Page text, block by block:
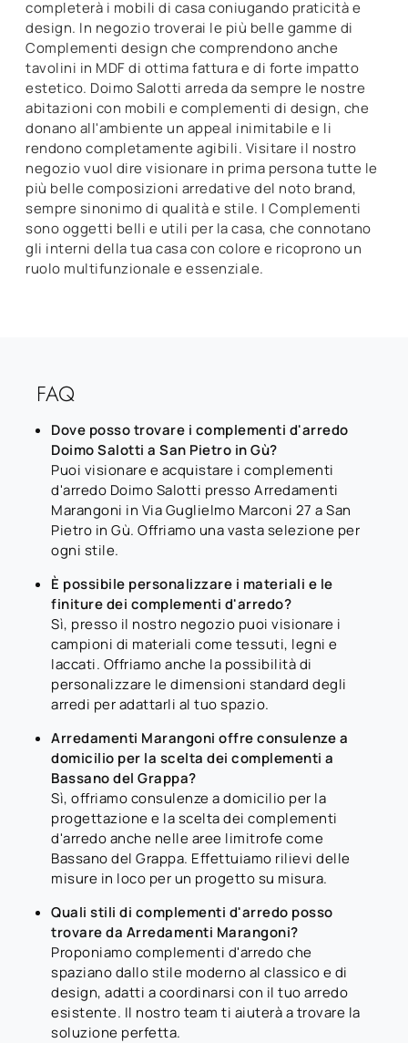
completerà i mobili di casa coniugando praticità e
design. In negozio troverai le più belle gamme di
Complementi design che comprendono anche
tavolini in MDF di ottima fattura e di forte impatto
estetico. Doimo Salotti arreda da sempre le nostre
abitazioni con mobili e complementi di design, che
donano all'ambiente un appeal inimitabile e li
rendono completamente agibili. Visitare il nostro
negozio vuol dire visionare in prima persona tutte le
più belle composizioni arredative del noto brand,
sempre sinonimo di qualità e stile. I Complementi
sono oggetti belli e utili per la casa, che connotano
gli interni della tua casa con colore e ricoprono un
ruolo multifunzionale e essenziale.
FAQ
Dove posso trovare i complementi d'arredo
Doimo Salotti a San Pietro in Gù?
Puoi visionare e acquistare i complementi
d'arredo Doimo Salotti presso Arredamenti
Marangoni in Via Guglielmo Marconi 27 a San
Pietro in Gù. Offriamo una vasta selezione per
ogni stile.
È possibile personalizzare i materiali e le
finiture dei complementi d'arredo?
Sì, presso il nostro negozio puoi visionare i
campioni di materiali come tessuti, legni e
laccati. Offriamo anche la possibilità di
personalizzare le dimensioni standard degli
arredi per adattarli al tuo spazio.
Arredamenti Marangoni offre consulenze a
domicilio per la scelta dei complementi a
Bassano del Grappa?
Sì, offriamo consulenze a domicilio per la
progettazione e la scelta dei complementi
d'arredo anche nelle aree limitrofe come
Bassano del Grappa. Effettuiamo rilievi delle
misure in loco per un progetto su misura.
Quali stili di complementi d'arredo posso
trovare da Arredamenti Marangoni?
Proponiamo complementi d'arredo che
spaziano dallo stile moderno al classico e di
design, adatti a coordinarsi con il tuo arredo
esistente. Il nostro team ti aiuterà a trovare la
soluzione perfetta.